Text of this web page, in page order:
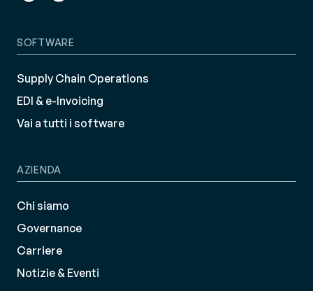
SOFTWARE
Supply Chain Operations
EDI & e-Invoicing
Vai a tutti i software
AZIENDA
Chi siamo
Governance
Carriere
Notizie & Eventi